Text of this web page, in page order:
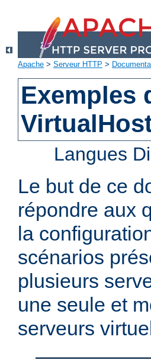
Apache > Serveur HTTP >
Exemples
Langues
Le but de ce
répondre aux
la
scénarios
plusieurs
une seule et
serveurs